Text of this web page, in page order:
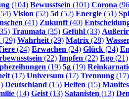
(104) Bewusstsein (101) Corona
Vision (52) 5d (52) Energie (51)
(41) Zukunft(40)
Traumata (35) Gefühl (33)
(29) Wahrheit(29) Matrix (28)
(24) Erwachen (24) Glück (24)
(22) Impfen (22) Ego (21)
(19) 5g (19)
(17) Universum (17) Trennung (17)
Deutschland (15) Helfen (15)
(14) Geist(13) Satanisten (13)